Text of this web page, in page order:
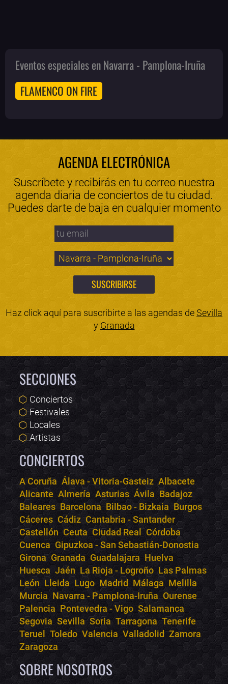
Eventos especiales en Navarra - Pamplona-Iruña
FLAMENCO ON FIRE
AGENDA ELECTRÓNICA
Suscríbete y recibirás en tu correo nuestra
agenda diaria de conciertos de tu ciudad.
Puedes darte de baja en cualquier momento
Haz click aquí para suscribirte a las agendas deSevilla
y Granada
SECCIONES
Conciertos
Festivales
Locales
Artistas
CONCIERTOS
A Coruña Álava - Vitoria-Gasteiz Albacete
Alicante Almería Asturias Ávila Badajoz
Baleares Barcelona Bilbao - Bizkaia Burgos
Cáceres Cádiz Cantabria - Santander
Castellón Ceuta Ciudad Real
Córdoba
Cuenca Gipuzkoa - San Sebastián-Donostia
Girona Granada Guadalajara Huelva
Huesca Jaén La Rioja - Logroño Las Palmas
León Lleida Lugo Madrid Málaga Melilla
Murcia Navarra - Pamplona-Iruña Ourense
Palencia Pontevedra - Vigo Salamanca
Segovia Sevilla Soria Tarragona Tenerife
Teruel
Toledo Valencia Valladolid Zamora
Zaragoza
SOBRE NOSOTROS
Bololoco · conciertos.club
Online · Te ayudo a encontrar conciertos